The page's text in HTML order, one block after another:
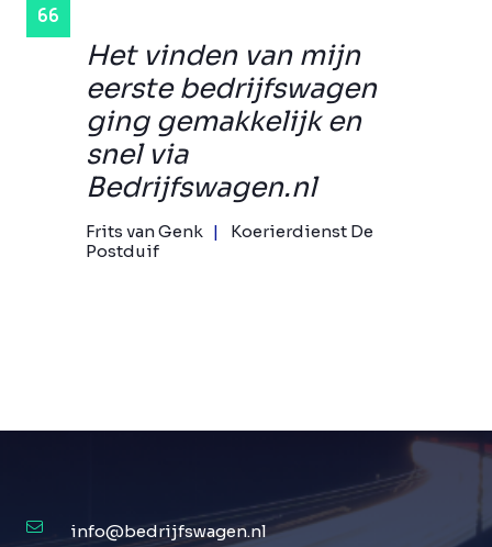
Het vinden van mijn
eerste bedrijfswagen
ging gemakkelijk en
snel via
Bedrijfswagen.nl
Frits van Genk
Koerierdienst De
Postduif
info@bedrijfswagen.nl